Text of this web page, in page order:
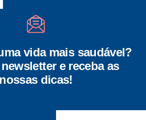
vida mais saudável?
e receba as
nossas dicas!